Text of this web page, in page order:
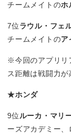
チームメイトのホ
7位ラウル・フェ
チームメイトのア
※今回のアプリリ
ス距離は戦闘力が
★ホンダ
9位ルーカ・マリ
ーズアカデミー、